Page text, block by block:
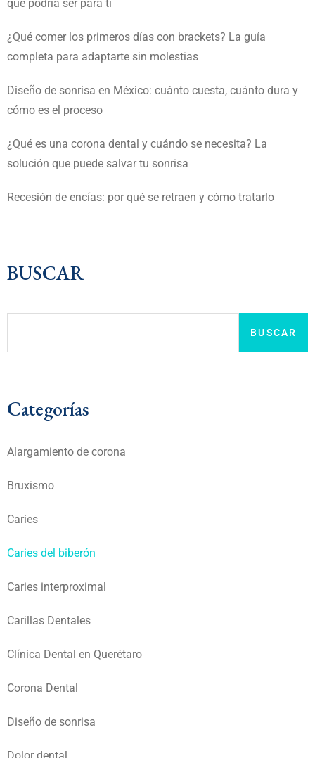
que podría ser para ti
¿Qué comer los primeros días con brackets? La guía
completa para adaptarte sin molestias
Diseño de sonrisa en México: cuánto cuesta, cuánto dura y
cómo es el proceso
¿Qué es una corona dental y cuándo se necesita? La
solución que puede salvar tu sonrisa
Recesión de encías: por qué se retraen y cómo tratarlo
BUSCAR
BUSCAR
Categorías
Alargamiento de corona
Bruxismo
Caries
Caries del biberón
Caries interproximal
Carillas Dentales
Clínica Dental en Querétaro
Corona Dental
Diseño de sonrisa